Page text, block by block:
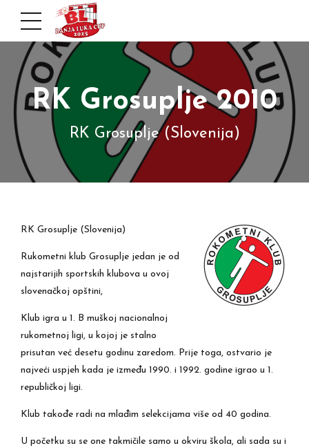
RK Grosuplje 2010
RK Grosuplje (Slovenija)
RK Grosuplje (Slovenija)
Rukometni klub Grosuplje jedan je od
najstarijih sportskih klubova u ovoj
slovenačkoj opštini,
Klub igra u 1. B muškoj nacionalnoj
rukometnoj ligi, u kojoj je stalno
prisutan već desetu godinu zaredom. Prije toga, ostvario je
najveći uspjeh kada je između 1990. i 1992. godine igrao u 1.
republičkoj ligi.
Klub takođe radi na mlađim selekcijama više od 40 godina.
U početku su se one takmičile samo u okviru škola, ali sada su i